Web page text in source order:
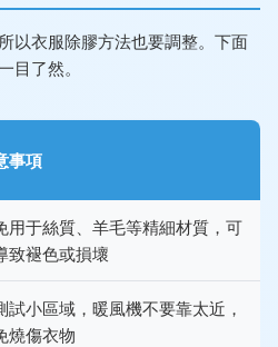
以衣服除膠方法也要調整。下面
目了然。
事項
用于絲質、羊毛等精細材質，可
致褪色或損壞
試小區域，暖風機不要靠太近，
燒傷衣物